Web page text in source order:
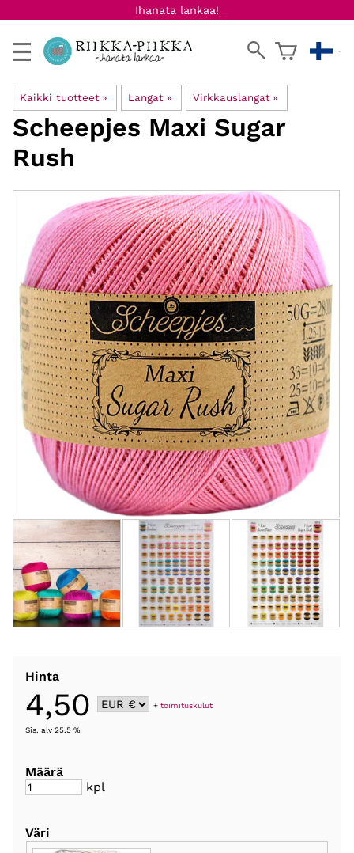
Ihanata lankaa!
Kaikki tuotteet ‪» Langat ‪» Virkkauslangat ‪»
Scheepjes Maxi Sugar
Rush
Hinta
4,50 +toimituskulut
Sis. alv 25.5 %
Määrä
kpl
Väri